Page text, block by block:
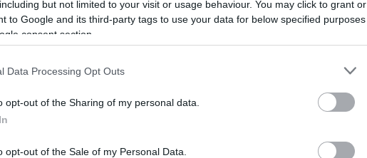
but not limited to your visit or usage behaviour. You may click to grant or
to Google and its third-party tags to use your data for below specified purposes
consent section.
Data Processing Opt Outs
opt-out of the Sharing of my personal data.
opt-out of the Sale of my Personal Data.
édesség, a csokoládé
egy falatnyi boldogságban – így